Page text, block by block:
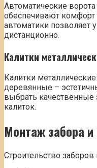
Автоматические
обеспечивают комфорт
автоматики позволяет
дистанционно.
Калитки
Калитки
деревянные –
выбрать качественные
калиток.
Монтаж забора
Строительство